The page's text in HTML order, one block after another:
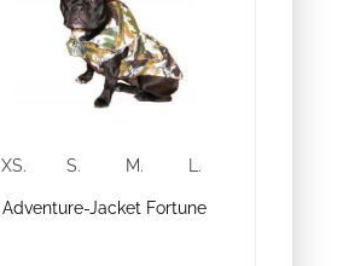
XS. S. M. L.
Adventure-Jacket Fortune